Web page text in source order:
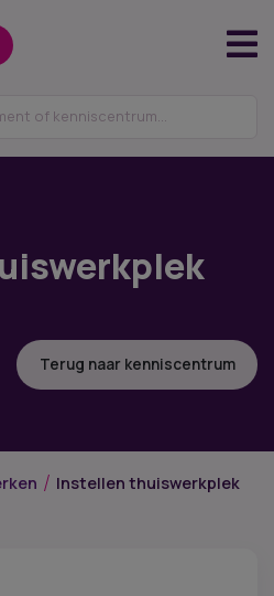
Terug naar kenniscentrum
Instellen thuiswerkplek